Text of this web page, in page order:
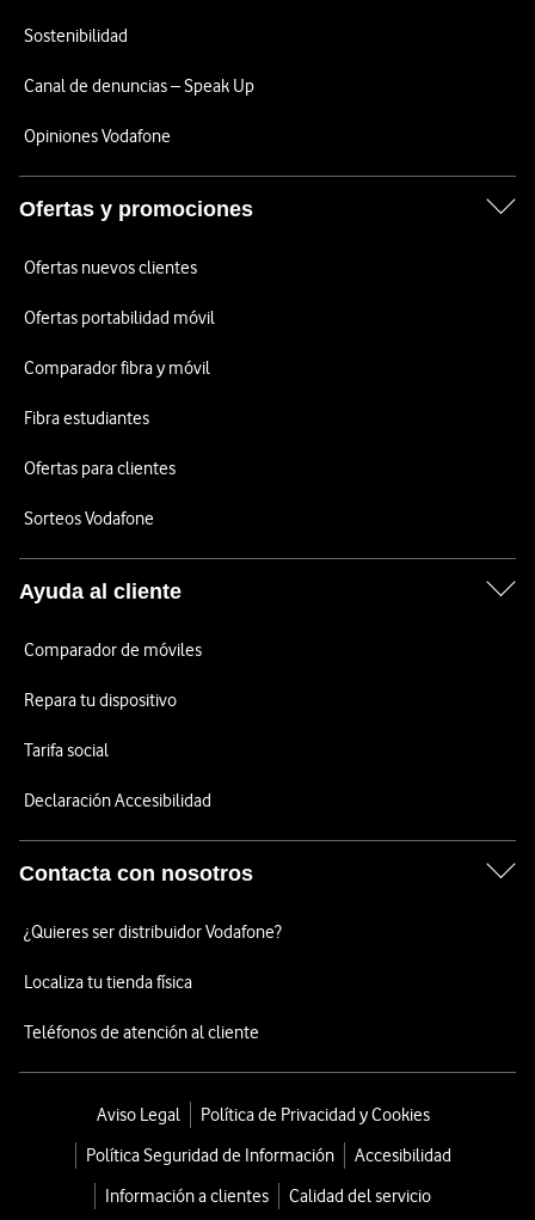
Sostenibilidad
Canal de denuncias – Speak Up
Opiniones Vodafone
Ofertas y promociones
Ofertas nuevos clientes
Ofertas portabilidad móvil
Comparador fibra y móvil
Fibra estudiantes
Ofertas para clientes
Sorteos Vodafone
Ayuda al cliente
Comparador de móviles
Repara tu dispositivo
Tarifa social
Declaración Accesibilidad
Contacta con nosotros
¿Quieres ser distribuidor Vodafone?
Localiza tu tienda física
Teléfonos de atención al cliente
Aviso Legal
Política de Privacidad y Cookies
Política Seguridad de Información
Accesibilidad
Información a clientes
Calidad del servicio